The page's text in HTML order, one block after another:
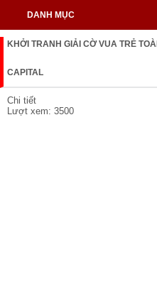
DANH MỤC
KHỞI TRANH GIẢI CỜ VUA TRẺ
CAPITAL
Chi tiết
Lượt xem: 3500